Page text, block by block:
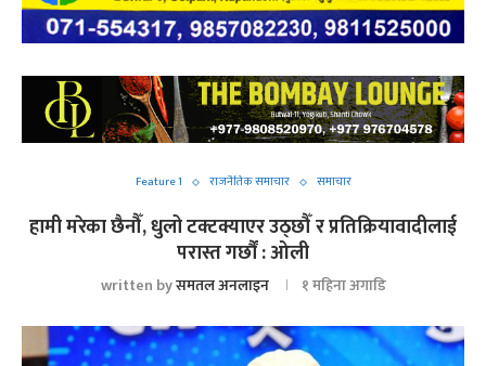
Feature 1 राजनैतिक समाचार समाचार
हामी मरेका छैनौँ, धुलो टक्टक्याएर उठ्छौँ र प्रतिक्रियावादीलाई
परास्त गर्छौं : ओली
written byसमतल अनलाइन १ महिना अगाडि